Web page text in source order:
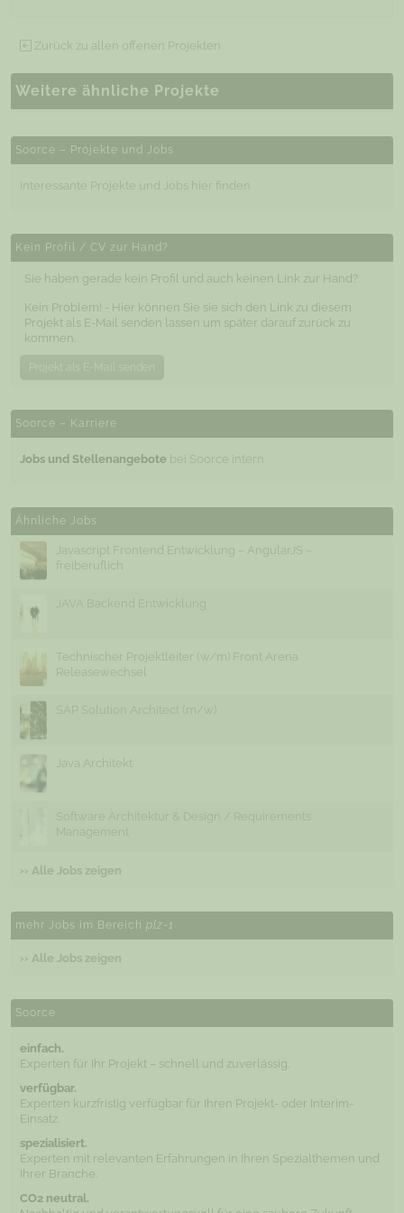
Zurück zu allen offenen Projekten
Weitere ähnliche Projekte
Soorce – Projekte und Jobs
Interessante Projekte und Jobs hier finden
Kein Profil / CV zur Hand?
Sie haben gerade kein Profil und auch keinen Link zur Hand?
Kein Problem! - Hier können Sie sie sich den Link zu diesem
Projekt als E-Mail senden lassen um später darauf zurück zu
kommen.
Soorce – Karriere
Jobs und Stellenangebote bei Soorce intern
Ähnliche Jobs
Javascript Frontend Entwicklung – AngularJS –
freiberuflich
JAVA Backend Entwicklung
Technischer Projektleiter (w/m) Front Arena
Releasewechsel
SAP Solution Architect (m/w)
Java Architekt
Software Architektur & Design / Requirements
Management
›› Alle Jobs zeigen
mehr Jobs im Bereich plz-1
›› Alle Jobs zeigen
Soorce
einfach.
Experten für Ihr Projekt – schnell und zuverlässig.
verfügbar.
Experten kurzfristig verfügbar für Ihren Projekt- oder Interim-
Einsatz.
spezialisiert.
Experten mit relevanten Erfahrungen in Ihren Spezialthemen und
Ihrer Branche.
CO2 neutral.